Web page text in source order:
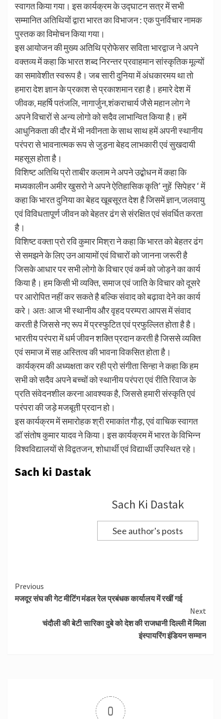
स्वागत किया गया। इस कार्यक्रम के उद्घाटन सत्र में सभी
सम्मानित अतिथियों द्वारा भारत का विभाजन : एक पुनर्विचार नामक
पुस्तक का विमोचन किया गया।
इस आयोजन की मुख्य अतिथि प्रोफेसर सविता भारद्वाज ने अपने
वक्तव्य में कहा कि भारत शब्द निरन्तर प्रवाहमान सांस्कृतिक मूल्यों
का समावेशीत स्वरूप है। जब सारी दुनिया में अंधकारमय था तो
हमारा देश ज्ञान के प्रकाश से प्रकाशमान रहा है। हमारे देश में
जीवक, महर्षि पतंजलि, नागार्जुन,शंकराचार्य जैसे महान लोग ने
अपने विचारों से अन्य लोगो को सदैव लाभान्वित किया है। हमें
आधुनिकता की दौर में भी नवीनता के साथ साथ हमें अपनी स्थानीय
परंपरा से भावनात्मक रूप से जुड़ना बेहद लाभकारी एवं सुखदायी
महसूस होता है।
विशिष्ट अतिथि प्रो ताबीर कलाम ने अपने उद्बोधन में कहा कि
मध्यकालीन अमीर खुसरो ने अपने ऐतिहासिक कृति’ नुहें सिपेहर ‘ में
कहा कि भारत दुनिया का बेहद खूबसूरत देश है जिसमें ज्ञान,जलवायु
एवं विविधतापूर्ण जीवन को बेहतर ढंग से संरक्षित एवं संवर्धित करता
है।
विशिष्ट वक्ता प्रो रवि कुमार मिश्रा ने कहा कि भारत को बेहतर ढंग
से समझने के लिए उन आयामों एवं विचारों को जानना जरूरी है
जिसके आधार पर सभी लोगो के विचार एवं कर्म को जोड़ने का कार्य
किया है। हम किसी भी व्यक्ति, समाज एवं जाति के विचार को दूसरे
पर आरोपित नहीं कर सकते है बल्कि संवाद को बढ़ावा देने का कार्य
करे। अतः आज भी स्थानीय और वृहद परम्परा आपस में संवाद
करती है जिससे नए रूप में प्रस्फुटित एवं प्रफुल्लित होता है है।
भारतीय परंपरा में धर्म जीवन शक्ति प्रदान करती है जिससे व्यक्ति
एवं समाज में सह अस्तित्व की भावना विकसित होता है।
कार्यक्रम की अध्यक्षता कर रही प्रो संगीता सिन्हा ने कहा कि हम
सभी को सदैव अपने बच्चों को स्थानीय परंपरा एवं रीति रिवाज के
प्रति संवेदनशील करना आवश्यक है, जिससे हमारी संस्कृति एवं
परंपरा की जड़े मजबूती प्रदान हो।
इस कार्यक्रम में समारोहक श्री रमाकांत गौड़, एवं वाचिक स्वागत
डॉ संतोष कुमार यादव ने किया। इस कार्यक्रम में भारत के विभिन्न
विश्वविद्यालयों से विद्वतजन, शोधार्थी एवं विद्यार्थी उपस्थित रहे।
Sach ki Dastak
Sach Ki Dastak
See author's posts
Continue
Reading
Previous
मजदूर संघ की गेट मीटिंग मंडल रेल प्रबंधक कार्यालय में रखीं गई
Next
चंदौली की बेटी सारिका दुबे को देश की राजधानी दिल्ली में मिला
इंस्पायरिंग इंडियन सम्मान
0